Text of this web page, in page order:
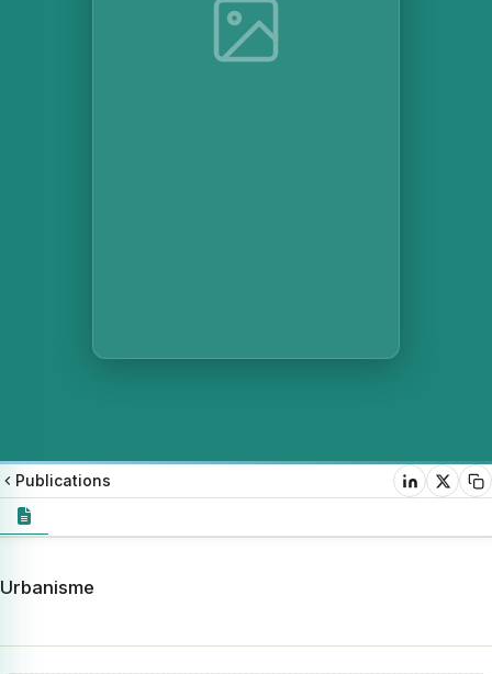
Publications
Urbanisme